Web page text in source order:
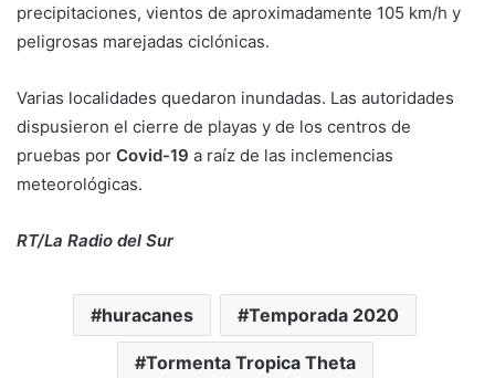
precipitaciones, vientos de aproximadamente 105 km/h y
peligrosas marejadas ciclónicas.
Varias localidades quedaron inundadas. Las autoridades
dispusieron el cierre de playas y de los centros de
pruebas por Covid-19 a raíz de las inclemencias
meteorológicas.
RT/La Radio del Sur
huracanes Temporada 2020
Tormenta Tropica Theta